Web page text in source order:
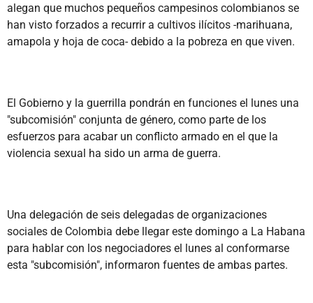
alegan que muchos pequeños campesinos colombianos se
han visto forzados a recurrir a cultivos ilícitos -marihuana,
amapola y hoja de coca- debido a la pobreza en que viven.
El Gobierno y la guerrilla pondrán en funciones el lunes una
"subcomisión" conjunta de género, como parte de los
esfuerzos para acabar un conflicto armado en el que la
violencia sexual ha sido un arma de guerra.
Una delegación de seis delegadas de organizaciones
sociales de Colombia debe llegar este domingo a La Habana
para hablar con los negociadores el lunes al conformarse
esta "subcomisión", informaron fuentes de ambas partes.